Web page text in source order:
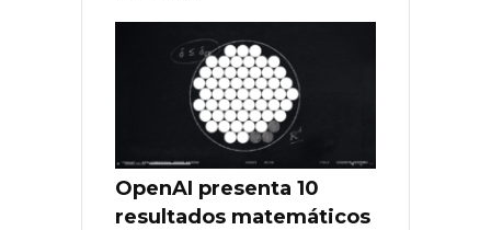
OpenAI presenta 10
resultados matemáticos